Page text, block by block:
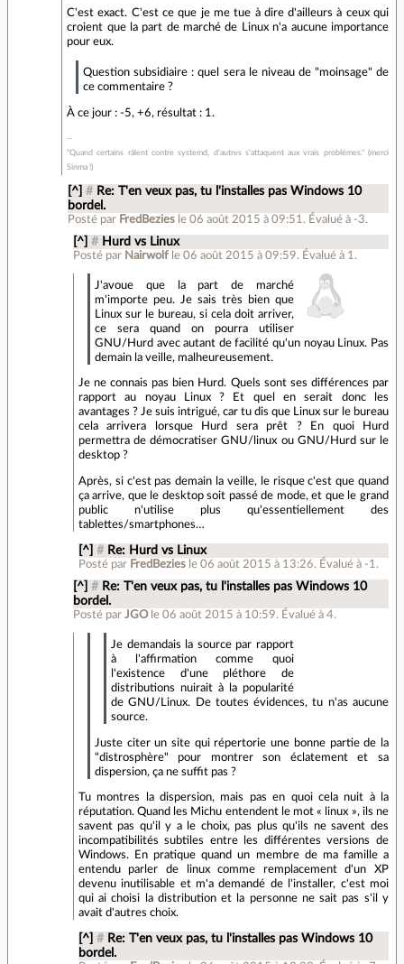
C'est exact. C'est ce que je me tue à dire d'ailleurs à ceux qui
croient que la part de marché de Linux n'a aucune importance
pour eux.
Question subsidiaire : quel sera le niveau de "moinsage" de
ce commentaire ?
À ce jour : -5, +6, résultat : 1.
"Quand certains râlent contre systemd, d'autres s'attaquent aux vrais problèmes." (merci
Sinma !)
[^] # Re: T'en veux pas, tu l'installes pas Windows 10
bordel.
Posté par FredBezies le 06 août 2015 à 09:51 . Évalué à -3.
[^] # Hurd vs Linux
Posté par Nairwolf le 06 août 2015 à 09:59. Évalué à 1 .
J'avoue que la part de marché
m'importe peu. Je sais très bien que
Linux sur le bureau, si cela doit arriver,
ce sera quand on pourra utiliser
GNU/Hurd avec autant de facilité qu'un noyau Linux. Pas
demain la veille, malheureusement.
Je ne connais pas bien Hurd. Quels sont ses différences par
rapport au noyau Linux ? Et quel en serait donc les
avantages ? Je suis intrigué, car tu dis que Linux sur le bureau
cela arrivera lorsque Hurd sera prêt ? En quoi Hurd
permettra de démocratiser GNU/linux ou GNU/Hurd sur le
desktop ?
Après, si c'est pas demain la veille, le risque c'est que quand
ça arrive, que le desktop soit passé de mode, et que le grand
public n'utilise plus qu'essentiellement des
tablettes/smartphones…
[^] # Re: Hurd vs Linux
Posté par FredBezies le 06 août 2015 à 13:26. Évalué à -1 .
[^] # Re: T'en veux pas, tu l'installes pas Windows 10
bordel.
Posté par JGO le 06 août 2015 à 10:59. Évalué à 4.
Je demandais la source par rapport
à l'affirmation comme quoi
l'existence d'une pléthore de
distributions nuirait à la popularité
de GNU/Linux. De toutes évidences, tu n'as aucune
source.
Juste citer un site qui répertorie une bonne partie de la
"distrosphère" pour montrer son éclatement et sa
dispersion, ça ne suffit pas ?
Tu montres la dispersion, mais pas en quoi cela nuit à la
réputation. Quand les Michu entendent le mot « linux », ils ne
savent pas qu'il y a le choix, pas plus qu'ils ne savent des
incompatibilités subtiles entre les différentes versions de
Windows. En pratique quand un membre de ma famille a
entendu parler de linux comme remplacement d'un XP
devenu inutilisable et m'a demandé de l'installer, c'est moi
qui ai choisi la distribution et la personne ne sait pas s'il y
avait d'autres choix.
[^] # Re: T'en veux pas, tu l'installes pas Windows 10
bordel.